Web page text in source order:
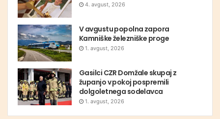
4. avgust, 2026
V avgustu popolna zapora
Kamniške železniške proge
1. avgust, 2026
Gasilci CZR Domžale skupaj z
županjo v pokoj pospremili
dolgoletnega sodelavca
1. avgust, 2026